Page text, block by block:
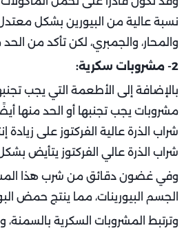
نسبة عالية من البيورين بشكل
والمحار، والجمبري، لكن تأكد من
2- مشروبات سكرية:
بالإضافة إلى الأطعمة التي يجب
مشروبات يجب تجنبها أو الحد منها
شراب الذرة عالية الفركتوز على زيادة
شراب الذرة عالي الفركتوز يتأيض
وفي غضون دقائق من شرب هذا
الجسم البيورينات، مما ينتج حمض
وترتبط المشروبات السكرية بالسمنة،